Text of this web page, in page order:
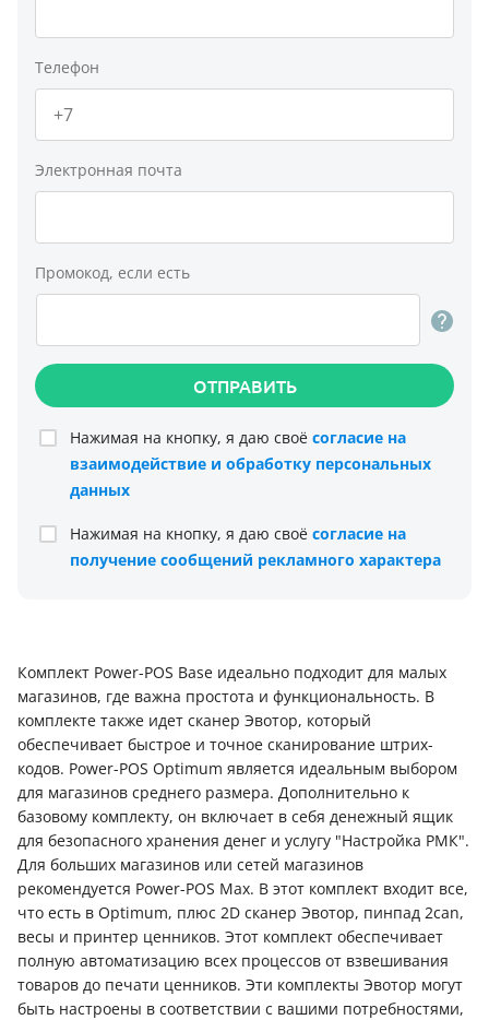
Телефон
Электронная почта
Промокод, если есть
ОТПРАВИТЬ
Нажимая на кнопку, я даю своё согласие на
взаимодействие и обработку персональных
данных
Нажимая на кнопку, я даю своё согласие на
получение сообщений рекламного характера
Комплект Power-POS Base идеально подходит для малых
магазинов, где важна простота и функциональность. В
комплекте также идет сканер Эвотор, который
обеспечивает быстрое и точное сканирование штрих-
кодов. Power-POS Optimum является идеальным выбором
для магазинов среднего размера. Дополнительно к
базовому комплекту, он включает в себя денежный ящик
для безопасного хранения денег и услугу "Настройка РМК".
Для больших магазинов или сетей магазинов
рекомендуется Power-POS Max. В этот комплект входит все,
что есть в Optimum, плюс 2D сканер Эвотор, пинпад 2can,
весы и принтер ценников. Этот комплект обеспечивает
полную автоматизацию всех процессов от взвешивания
товаров до печати ценников. Эти комплекты Эвотор могут
быть настроены в соответствии с вашими потребностями,